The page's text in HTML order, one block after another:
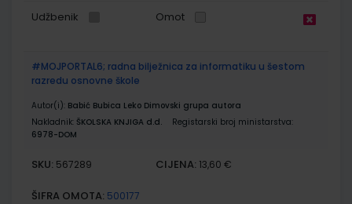
Udžbenik Omot
#MOJPORTAL6; radna bilježnica za informatiku u šestom
razredu osnovne škole
Autor(i): Babić Bubica Leko Dimovski grupa autora
Nakladnik: ŠKOLSKA KNJIGA d.d.
Registarski broj ministarstva:
6978-DOM
SKU: 567289 CIJENA: 13,60 €
ŠIFRA OMOTA: 500177